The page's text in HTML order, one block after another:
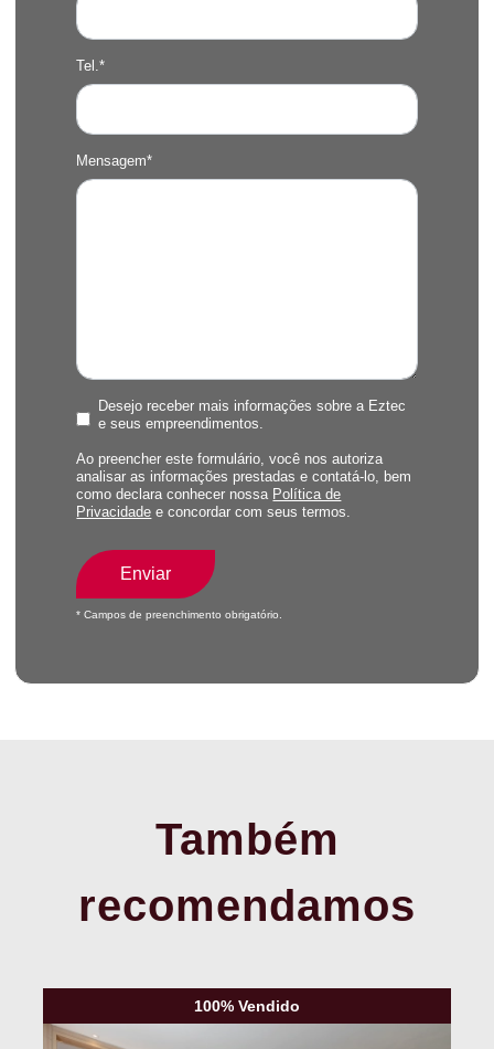
Tel.*
Mensagem*
Desejo receber mais informações sobre a Eztec
e seus empreendimentos.
Ao preencher este formulário, você nos autoriza
analisar as informações prestadas e contatá-lo, bem
como declara conhecer nossa Política de
Privacidade e concordar com seus termos.
Enviar
* Campos de preenchimento obrigatório.
Também
recomendamos
100% Vendido